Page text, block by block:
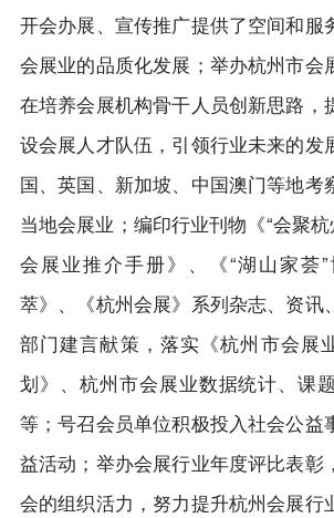
开会办展、宣传推广提供了空间和服
会展业的品质化发展；举办杭州市会
在培养会展机构骨干人员创新思路，
设会展人才队伍，引领行业未来的发
国、英国、新加坡、中国澳门等地考
当地会展业；编印行业刊物《“会聚杭
会展业推介手册》、《“湖山家荟
萃》、《杭州会展》系列杂志、资讯
部门建言献策，落实《杭州市会展
划》、杭州市会展业数据统计、课
等；号召会员单位积极投入社会公益
益活动；举办会展行业年度评比表彰
会的组织活力，努力提升杭州会展行